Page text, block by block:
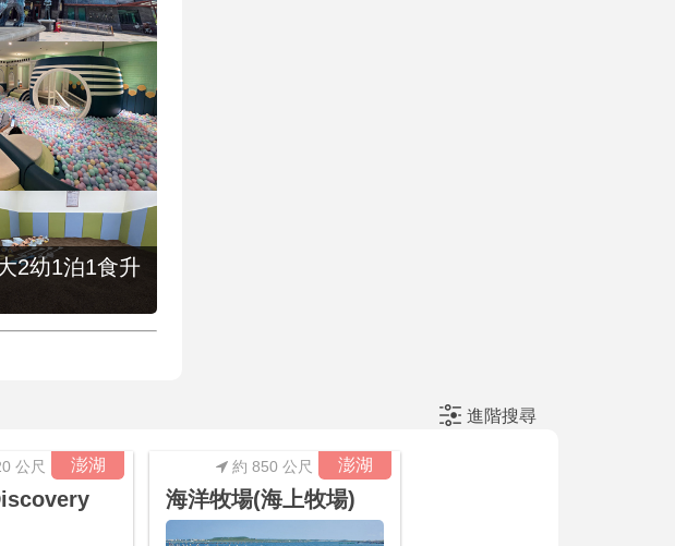
2幼1泊1食升
進階搜尋
澎湖
公尺 澎湖
約 850 公尺
海洋牧場(海上牧場)